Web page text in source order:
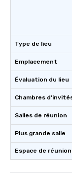
Type de lieu
Emplacement
Évaluation du lieu
Chambres
Salles de réunion
Plus grande salle
Espace de réunion